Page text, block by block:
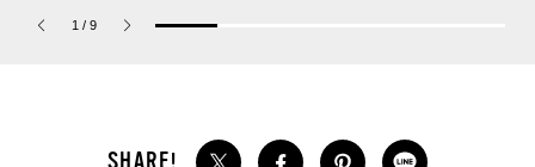
パルファム」
1 / 9